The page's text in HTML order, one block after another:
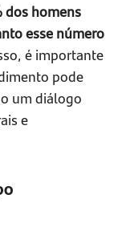
dos homens
esse número
é importante
pode
um diálogo
e